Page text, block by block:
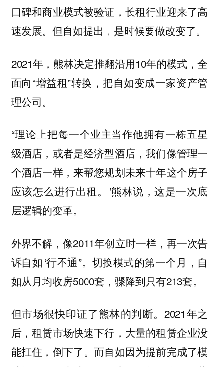
口碑和商业模式被验证，长租行业迎来了高
速发展。但自如提出，是时候要做改变了。
2021年，熊林决定推翻沿用10年的模式，全
面向“增益租”转换，把自如变成一家资产管
理公司。
“理论上把每一个业主当作他拥有一栋五星
级酒店，或者是经济型酒店，我们像管理一
个酒店一样，来帮您规划未来十年这个房子
应该怎么进行出租。”熊林说，这是一次底
层逻辑的变革。
外界不解，像2011年创立时一样，再一次告
诉自如“行不通”。切换模式的第一个月，自
如从月均收房5000套，骤降到只有213套。
但市场很快印证了熊林的判断。2021年之
后，租赁市场快速下行，大量的租赁企业没
能扛住，倒下了。而自如因为提前完成了模